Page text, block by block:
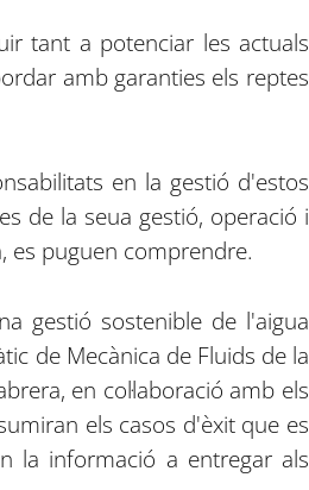
tant a potenciar les actuals
amb garanties els reptes
en la gestió d'estos
de la seua gestió, operació i
es puguen comprendre.
gestió sostenible de l'aigua
de Mecànica de Fluids de la
en col·laboració amb els
els casos d'èxit que es
la informació a entregar als